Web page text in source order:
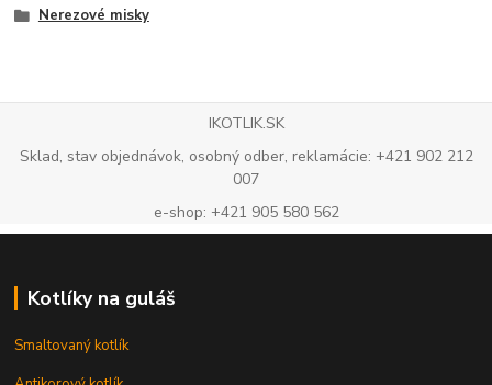
Nerezové misky
IKOTLIK.SK
Sklad, stav objednávok, osobný odber, reklamácie: +421 902 212
007
e-shop: +421 905 580 562
Kotlíky na guláš
Smaltovaný kotlík